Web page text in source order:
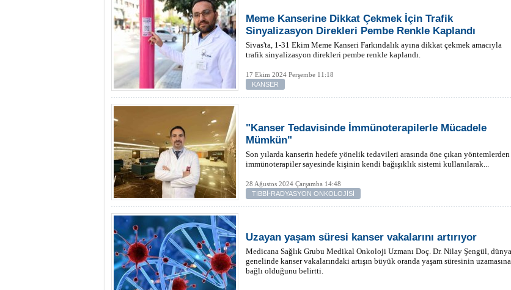
Meme Kanserine Dikkat Çekmek İçin Trafik
Sinyalizasyon Direkleri Pembe Renkle Kaplandı
Sivas'ta, 1-31 Ekim Meme Kanseri Farkındalık ayına dikkat çekmek amacıyla
trafik sinyalizasyon direkleri pembe renkle kaplandı.
17 Ekim 2024 Perşembe 11:18
KANSER
"Kanser Tedavisinde İmmünoterapilerle Mücadele
Mümkün"
Son yılarda kanserin hedefe yönelik tedavileri arasında öne çıkan yöntemlerden
immünoterapiler sayesinde kişinin kendi bağışıklık sistemi kullanılarak...
28 Ağustos 2024 Çarşamba 14:48
TIBBİ-RADYASYON ONKOLOJİSİ
Uzayan yaşam süresi kanser vakalarını artırıyor
Medicana Sağlık Grubu Medikal Onkoloji Uzmanı Doç. Dr. Nilay Şengül, dünya
genelinde kanser vakalarındaki artışın büyük oranda yaşam süresinin uzamasına
bağlı olduğunu belirtti.